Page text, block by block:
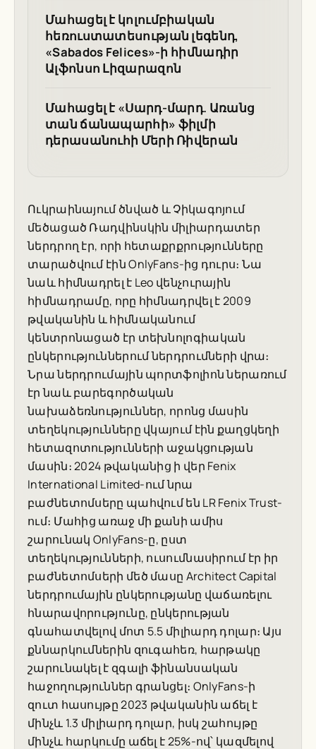
Մահացել է կոլումբիական
հեռուստատեսության լեգենդ,
«Sabados Felices»-ի հիմնադիր
Ալֆոնսո Լիզարազոն
Մահացել է «Սարդ-մարդ. Առանց
տան ճանապարհի» ֆիլմի
դերասանուհի Մերի Ռիվերան
Ուկրաինայում ծնված և Չիկագոյում
մեծացած Ռադվինսկին միլիարդատեր
ներդրող էր, որի հետաքրքրությունները
տարածվում էին OnlyFans-ից դուրս։ Նա
նաև հիմնադրել է Leo վենչուրային
հիմնադրամը, որը հիմնադրվել է 2009
թվականին և հիմնականում
կենտրոնացած էր տեխնոլոգիական
ընկերություններում ներդրումների վրա։
Նրա ներդրումային պորտֆոլիոն ներառում
էր նաև բարեգործական
նախաձեռնություններ, որոնց մասին
տեղեկությունները վկայում էին քաղցկեղի
հետազոտությունների աջակցության
մասին։ 2024 թվականից ի վեր Fenix
International Limited-ում նրա
բաժնետոմսերը պահվում են LR Fenix Trust-
ում։ Մահից առաջ մի քանի ամիս
շարունակ OnlyFans-ը, ըստ
տեղեկությունների, ուսումնասիրում էր իր
բաժնետոմսերի մեծ մասը Architect Capital
ներդրումային ընկերությանը վաճառելու
հնարավորությունը, ընկերության
գնահատվելով մոտ 5.5 միլիարդ դոլար։ Այս
քննարկումներին զուգահեռ, հարթակը
շարունակել է զգալի ֆինանսական
հաջողություններ գրանցել։ OnlyFans-ի
զուտ հասույթը 2023 թվականին աճել է
մինչև 1.3 միլիարդ դոլար, իսկ շահույթը
մինչև հարկումը աճել է 25%-ով՝ կազմելով